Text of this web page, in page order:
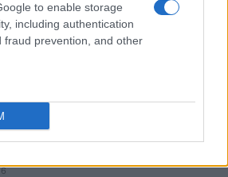
to enable storage
including authentication
fraud prevention, and other